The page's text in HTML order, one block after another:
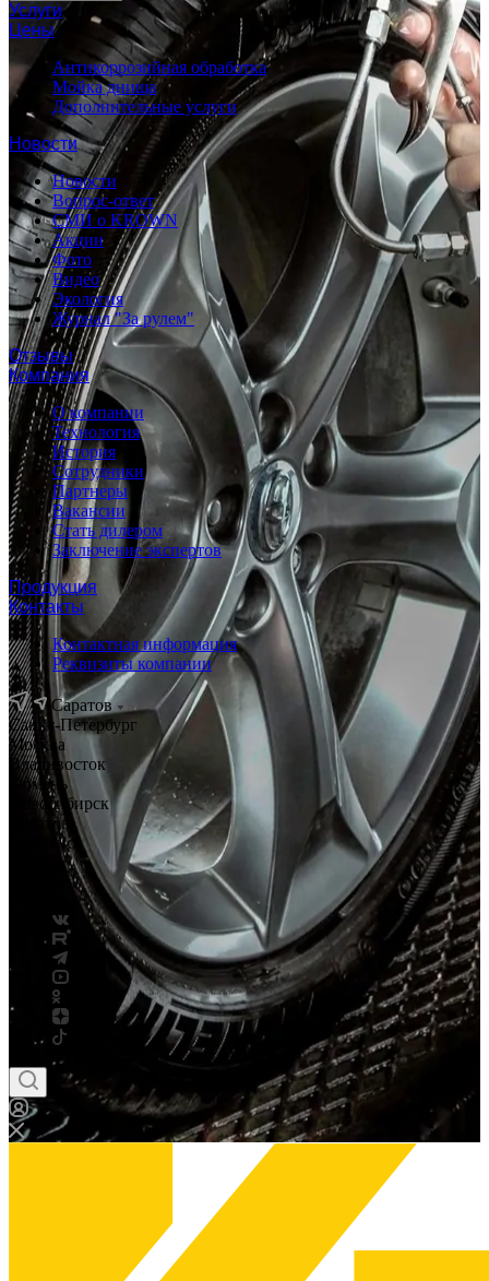
Услуги
Цены
Антикоррозийная обработка
Мойка днища
Дополнительные услуги
Новости
Новости
Вопрос-ответ
СМИ о KROWN
Акции
Фото
Видео
Экология
Журнал "За рулем"
Отзывы
Компания
О компании
Технология
История
Сотрудники
Партнеры
Вакансии
Стать дилером
Заключение экспертов
Продукция
Контакты
Контактная информация
Реквизиты компании
Саратов
Санкт-Петербург
Москва
Владивосток
Тюмень
Новосибирск
Саратов
Смоленск
Беларусь